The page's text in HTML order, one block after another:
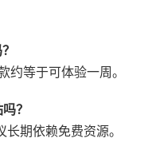
等于可体验一周。
？
期依赖免费资源。